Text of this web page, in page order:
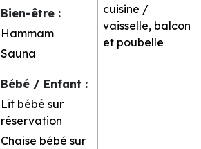
Bien-être :
Hammam
Sauna
Bébé / Enfant :
Lit bébé sur
réservation
Chaise bébé sur
cuisine /
vaisselle, balcon
et poubelle